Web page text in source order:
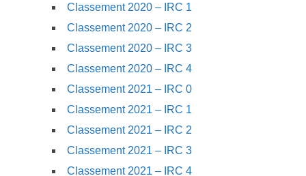
Classement 2020 – IRC 1
Classement 2020 – IRC 2
Classement 2020 – IRC 3
Classement 2020 – IRC 4
Classement 2021 – IRC 0
Classement 2021 – IRC 1
Classement 2021 – IRC 2
Classement 2021 – IRC 3
Classement 2021 – IRC 4